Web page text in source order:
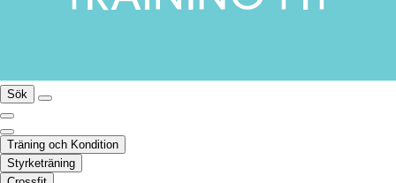
Sök
Träning och Kondition
Styrketräning